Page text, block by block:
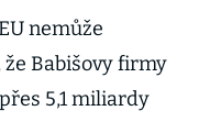
nemůže
Babišovy firmy
5,1 miliardy